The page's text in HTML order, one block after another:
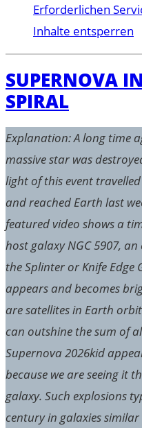
Erforderlichen
Inhalte entsperren
SUPERNOVA
SPIRAL
Explanation: A long time
massive star was
light of this event
and reached Earth last
featured video shows a
host galaxy NGC 5907,
the Splinter or Knife Edge
appears and becomes
are satellites in Earth
can outshine the sum of
Supernova 2026kid
because we are seeing it
galaxy. Such explosions
century in galaxies